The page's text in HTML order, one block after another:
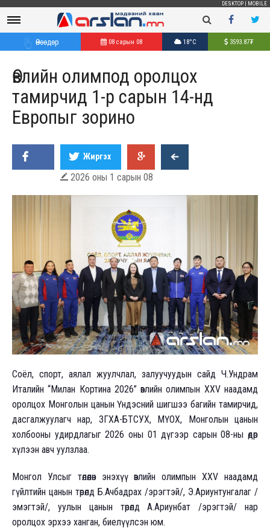
DESKTOP MOBILE
Өнөөдөр 08 сарын 08 18°C 3593.87₮
Өвлийн олимпод оролцох
тамирчид 1-р сарын 14-нд
Европыг зорино
Жиргэх
 2026 оны 1 сарын 08
Соёл, спорт, аялал жуулчлал, залуучуудын сайд Ч.Ундрам
Италийн “Милан Кортина 2026” өвлийн олимпын XXV наадамд
оролцох Монголын цанын Үндэсний шигшээ багийн тамирчид,
дасгалжуулагч нар, ЗГХА-БТСУХ, МҮОХ, Монголын цанын
холбооны удирдлагыг 2026 оны 01 дүгээр сарын 08-ны өдөр
хүлээн авч уулзлаа.
Монгол Улсыг төлөөлөн энэхүү өвлийн олимпын XXV наадамд
гүйлтийн цанын төрөлд Б.Ачбадрах /эрэгтэй/, Э.Ариунтунгалаг /
эмэгтэй/, уулын цанын төрөлд А.Ариунбат /эрэгтэй/ нар
оролцох эрхээ ханган, биелүүлсэн юм.